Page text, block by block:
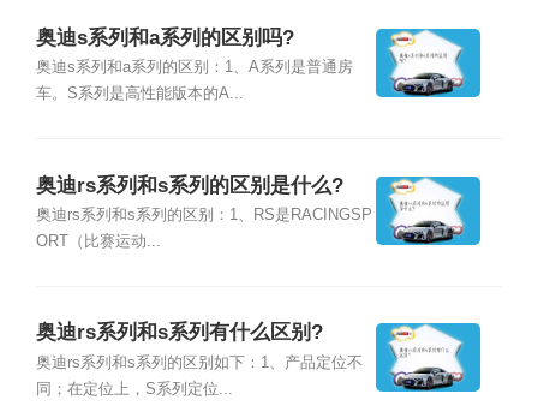
奥迪s系列和a系列的区别吗?
奥迪s系列和a系列的区别：1、A系列是普通房
车。S系列是高性能版本的A...
奥迪rs系列和s系列的区别是什么?
奥迪rs系列和s系列的区别：1、RS是RACINGSP
ORT（比赛运动...
奥迪rs系列和s系列有什么区别?
奥迪rs系列和s系列的区别如下：1、产品定位不
同；在定位上，S系列定位...